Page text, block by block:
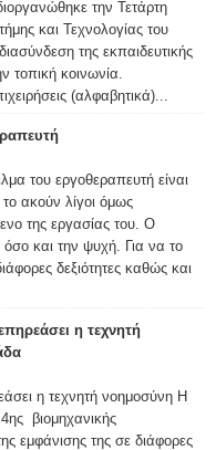
την Τετάρτη
και Τεχνολογίας του
της εκπαιδευτικής
τοπική κοινωνία.
(αλφαβητικά)...
του εργοθεραπευτή είναι
ακούν λίγοι όμως
της εργασίας του. Ο
και την ψυχή. Για να το
δεξιότητες καθώς και
η τεχνητή
η τεχνητή νοημοσύνη Η
βιομηχανικής
εμφάνισης της σε διάφορες